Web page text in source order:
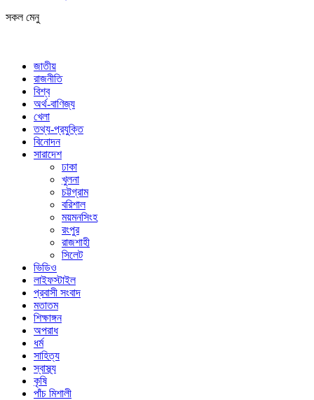
সকল মেনু
জাতীয়
রাজনীতি
বিশ্ব
অর্থ-বাণিজ্য
খেলা
তথ্য-প্রযুক্তি
বিনোদন
সারাদেশ
ঢাকা
খুলনা
চট্টগ্রাম
বরিশাল
ময়মনসিংহ
রংপুর
রাজশাহী
সিলেট
ভিডিও
লাইফস্টাইল
প্রবাসী সংবাদ
মতাতম
শিক্ষাঙ্গন
অপরাধ
ধর্ম
সাহিত্য
স্বাস্থ্য
কৃষি
পাঁচ মিশালী